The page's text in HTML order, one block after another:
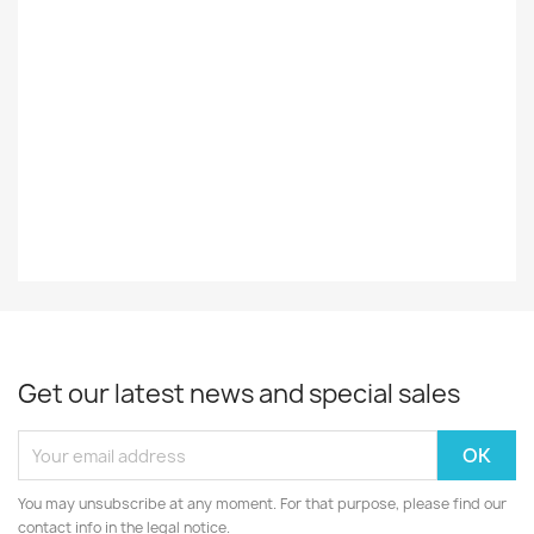
Get our latest news and special sales
You may unsubscribe at any moment. For that purpose, please find our
contact info in the legal notice.